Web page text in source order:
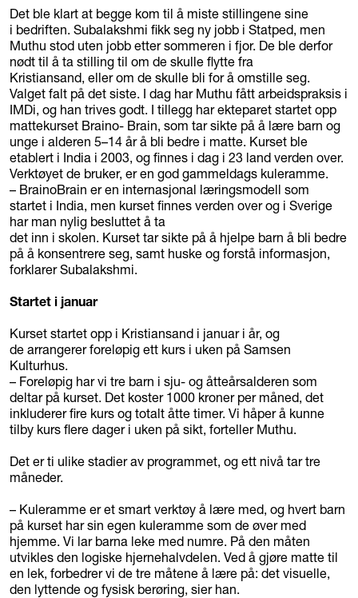
Det ble klart at begge kom til å miste stillingene sine
i bedriften. Subalakshmi fikk seg ny jobb i Statped, men
Muthu stod uten jobb etter sommeren i fjor. De ble derfor
nødt til å ta stilling til om de skulle flytte fra
Kristiansand, eller om de skulle bli for å omstille seg.
Valget falt på det siste. I dag har Muthu fått arbeidspraksis i
IMDi, og han trives godt. I tillegg har ekteparet startet opp
mattekurset Braino- Brain, som tar sikte på å lære barn og
unge i alderen 5–14 år å bli bedre i matte. Kurset ble
etablert i India i 2003, og finnes i dag i 23 land verden over.
Verktøyet de bruker, er en god gammeldags kuleramme.
– BrainoBrain er en internasjonal læringsmodell som
startet i India, men kurset finnes verden over og i Sverige
har man nylig besluttet å ta
det inn i skolen. Kurset tar sikte på å hjelpe barn å bli bedre
på å konsentrere seg, samt huske og forstå informasjon,
forklarer Subalakshmi.
Startet i januar
Kurset startet opp i Kristiansand i januar i år, og
de arrangerer foreløpig ett kurs i uken på Samsen
Kulturhus.
– Foreløpig har vi tre barn i sju- og åtteårsalderen som
deltar på kurset. Det koster 1000 kroner per måned, det
inkluderer fire kurs og totalt åtte timer. Vi håper å kunne
tilby kurs flere dager i uken på sikt, forteller Muthu.
Det er ti ulike stadier av programmet, og ett nivå tar tre
måneder.
– Kuleramme er et smart verktøy å lære med, og hvert barn
på kurset har sin egen kuleramme som de øver med
hjemme. Vi lar barna leke med numre. På den måten
utvikles den logiske hjernehalvdelen. Ved å gjøre matte til
en lek, forbedrer vi de tre måtene å lære på: det visuelle,
den lyttende og fysisk berøring, sier han.